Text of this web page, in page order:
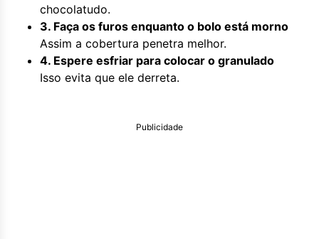
chocolatudo.
3. Faça os furos enquanto o bolo está morno
Assim a cobertura penetra melhor.
4. Espere esfriar para colocar o granulado
Isso evita que ele derreta.
Publicidade